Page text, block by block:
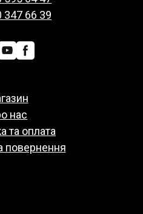
347 66 39
нас
та оплата
повернення